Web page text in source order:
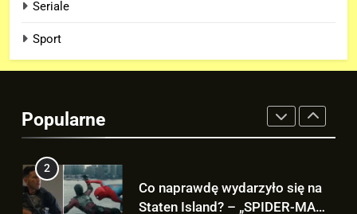
Seriale
Sport
Popularne
2
Staten Island? – „SPIDER-MAN:
BRAND NEW DAY”
FILMY
3
TA scena powróci w